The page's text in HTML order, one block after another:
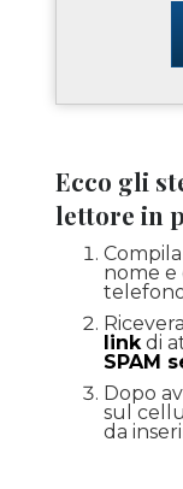
Ecco gli
lettore in
Compila
nome e
linkdi
SPAM
Dopo
sul
da